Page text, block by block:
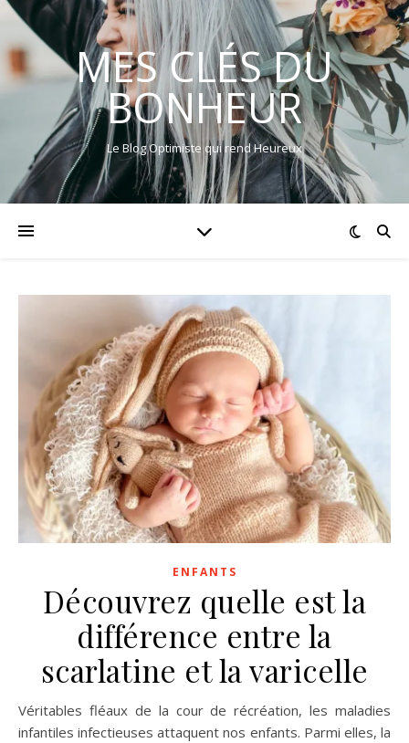
MES CLÉS DU
BONHEUR
Le Blog Optimiste qui rend Heureux
ENFANTS
Découvrez quelle est la
différence entre la
scarlatine et la varicelle
Véritables fléaux de la cour de récréation, les maladies
infantiles infectieuses attaquent nos enfants. Parmi elles, la